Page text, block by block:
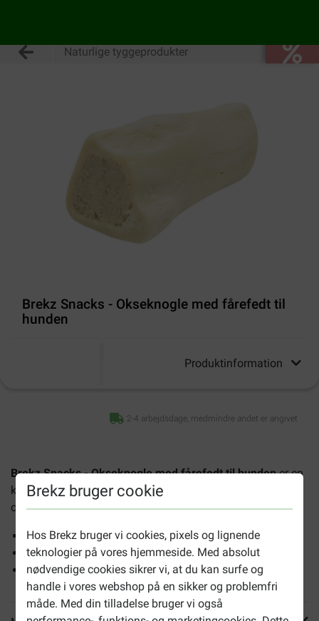
Brekz bruger cookie
Hos Brekz bruger vi cookies, pixels og lignende
teknologier på vores hjemmeside. Med absolut
nødvendige cookies sikrer vi, at du kan surfe og
handle i vores webshop på en sikker og problemfri
måde. Med din tilladelse bruger vi også
Naturlige tyggeprodukter
Brekz Snacks - Okseknogle med fårefedt til
hunden
Produktinformation
2-4 arbejdsdage, medmindre andet er angivet
Brekz Snacks - Okseknogle med fårefedt til hundener en
kalkben fyldt med fårefedt og en lækker godbid af naturlig
oprindelse.
Velsmagende snack
Naturprodukt
Velegnet til enhver hund